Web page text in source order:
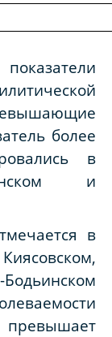
более
в
и
в